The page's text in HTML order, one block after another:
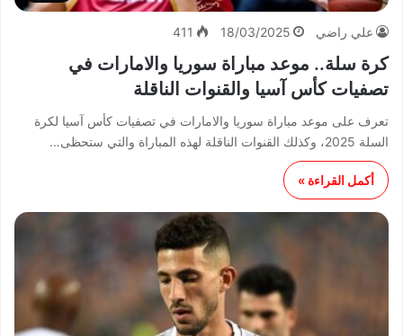
علي راضي 18/03/2025
411
كرة سلة.. موعد مباراة سوريا والامارات في
تصفيات كأس آسيا والقنوات الناقلة
تعرف على موعد مباراة سوريا والامارات في تصفيات كأس آسيا لكرة
السلة 2025، وكذلك القنوات الناقلة لهذه المباراة والتي ستحظى…
أكمل القراءة »